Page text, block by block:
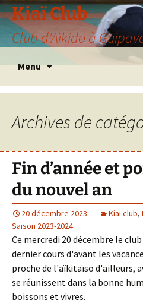
Aller
au
contenu
Kiaï Club
Club d'Aïkido à
Menu
Archives de
Fin d’année et
du nouvel an
20 décembre 2023 Kiai club,
Saison 2023-2024
Ce mercredi 20 décembre le
dernier cours d'avant les
proche de l'aïkitaïso d'ailleurs,
se réunissent dans la bonne
boissons et vivres.